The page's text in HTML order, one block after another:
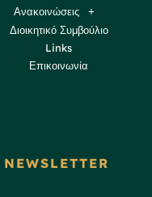
Ανακοινώσεις
Διοικητικό Συμβούλιο
Links
Επικοινωνία
NEWSLETTER